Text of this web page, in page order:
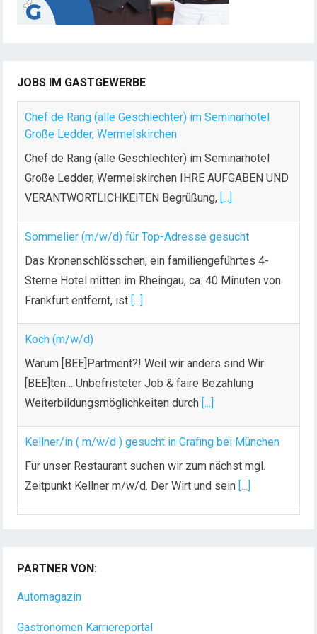
JOBS IM GASTGEWERBE
Chef de Rang (alle Geschlechter) im Seminarhotel
Große Ledder, Wermelskirchen
Chef de Rang (alle Geschlechter) im Seminarhotel
Große Ledder, Wermelskirchen IHRE AUFGABEN UND
VERANTWORTLICHKEITEN Begrüßung, [...]
Sommelier (m/w/d) für Top-Adresse gesucht
Das Kronenschlösschen, ein familiengeführtes 4-
Sterne Hotel mitten im Rheingau, ca. 40 Minuten von
Frankfurt entfernt, ist [...]
Koch (m/w/d)
Warum [BEE]Partment?! Weil wir anders sind Wir
[BEE]ten… Unbefristeter Job & faire Bezahlung
Weiterbildungsmöglichkeiten durch [...]
Kellner/in ( m/w/d ) gesucht in Grafing bei München
Für unser Restaurant suchen wir zum nächst mgl.
Zeitpunkt Kellner m/w/d. Der Wirt und sein [...]
Dein Arbeitsplatz mit Urlaubsfeeling Chef de Rang
liebst[...]
PARTNER VON:
Automagazin
Gastronomen Karriereportal